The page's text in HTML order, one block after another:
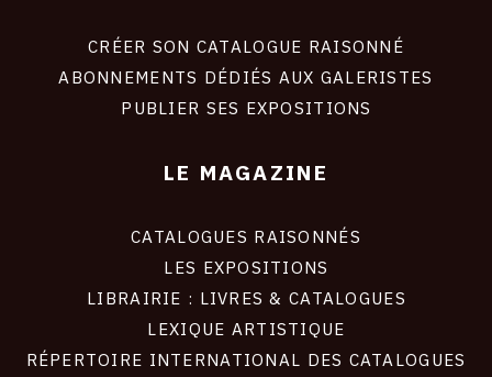
CRÉER SON CATALOGUE RAISONNÉ
ABONNEMENTS DÉDIÉS AUX GALERISTES
PUBLIER SES EXPOSITIONS
LE MAGAZINE
CATALOGUES RAISONNÉS
LES EXPOSITIONS
LIBRAIRIE : LIVRES & CATALOGUES
LEXIQUE ARTISTIQUE
RÉPERTOIRE INTERNATIONAL DES CATALOGUES